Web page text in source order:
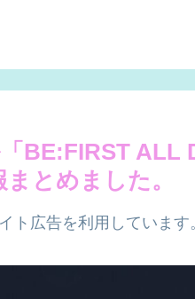
BE:FIRST ALL
とめました。
広告を利用しています